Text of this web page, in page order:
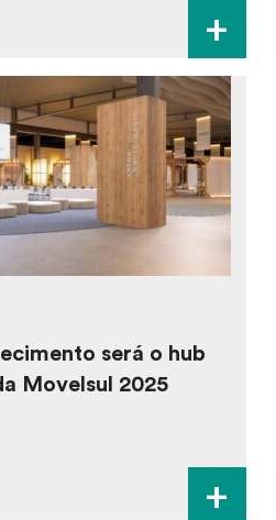
+
será o hub
Movelsul 2025
+